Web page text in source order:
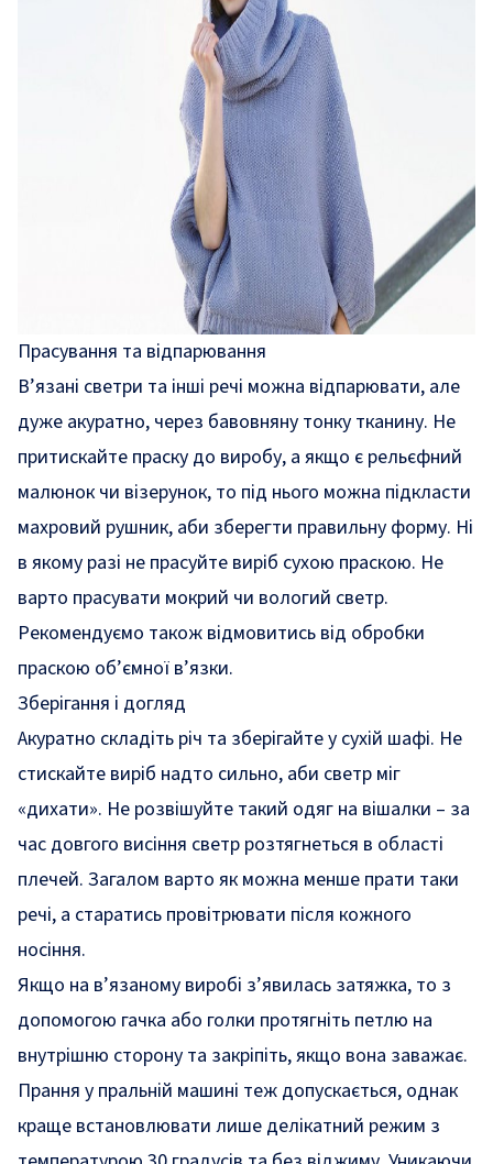
Прасування та відпарювання
В’язані светри та інші речі можна відпарювати, але
дуже акуратно, через бавовняну тонку тканину. Не
притискайте праску до виробу, а якщо є рельєфний
малюнок чи візерунок, то під нього можна підкласти
махровий рушник, аби зберегти правильну форму. Ні
в якому разі не прасуйте виріб сухою праскою. Не
варто прасувати мокрий чи вологий светр.
Рекомендуємо також відмовитись від обробки
праскою об’ємної в’язки.
Зберігання і догляд
Акуратно складіть річ та зберігайте у сухій шафі. Не
стискайте виріб надто сильно, аби светр міг
«дихати». Не розвішуйте такий одяг на вішалки – за
час довгого висіння светр розтягнеться в області
плечей. Загалом варто як можна менше прати таки
речі, а старатись провітрювати після кожного
носіння.
Якщо на в’язаному виробі з’явилась затяжка, то з
допомогою гачка або голки протягніть петлю на
внутрішню сторону та закріпіть, якщо вона заважає.
Прання у пральній машині теж допускається, однак
краще встановлювати лише делікатний режим з